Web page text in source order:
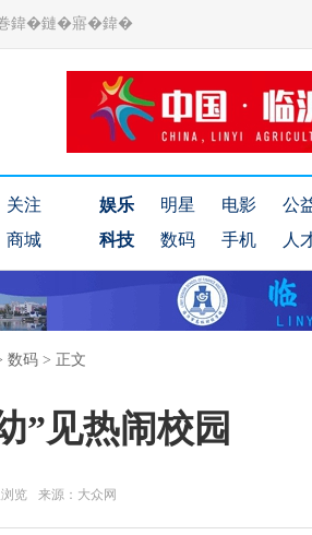
巻鍏�鏈�寤�鍏�
关注
商城
娱乐 明星 电影
公
科技
数码 手机 人
数码 > 正文
”见热闹校园
浏览 来源：大众网